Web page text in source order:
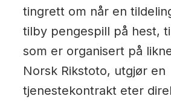
tingrett om når en
tilby pengespill på hest,
som er organisert på
Norsk Rikstoto, utgjør en
tjenestekontrakt eter